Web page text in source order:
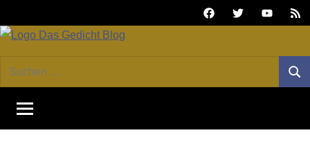
Inhalt
FacebookTwitterYoutube
GEDICHT
blog
Forum
von
DAS
Suchen
nach: